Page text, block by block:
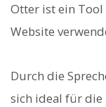
Otter ist ein Tool
Website
Durch die
sich ideal für die